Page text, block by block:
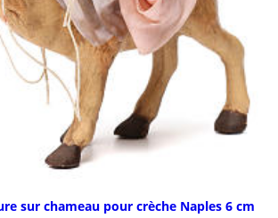
sur chameau pour crèche Naples 6 cm